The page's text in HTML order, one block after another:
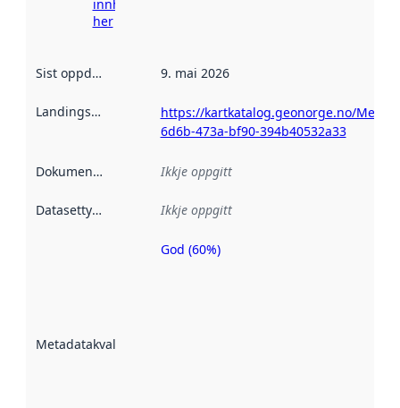
innhenting
her
Sist oppdatert 9. mai 2026
Landingsside
https://kartkatalog.geonorge.no/
6d6b-473a-bf90-394b40532a33
Dokumentasjon Ikkje oppgitt
Datasettype Ikkje oppgitt
Metadatakvalitet
Metadatakvalitet
God (60%)